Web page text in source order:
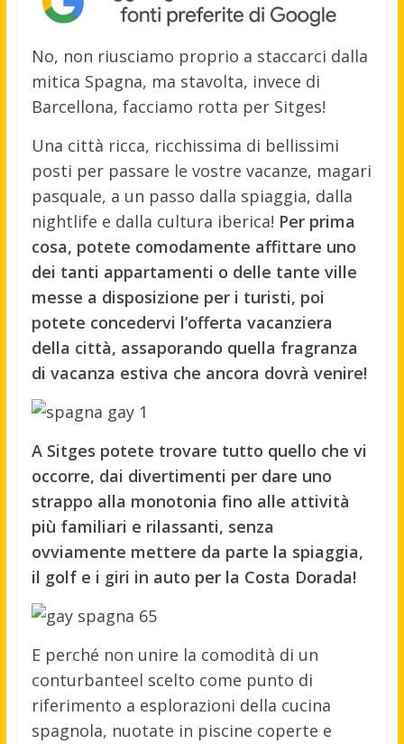
No, non riusciamo proprio a staccarci dalla
mitica Spagna, ma stavolta, invece di
Barcellona, facciamo rotta per Sitges!
Una città ricca, ricchissima di bellissimi
posti per passare le vostre vacanze, magari
pasquale, a un passo dalla spiaggia, dalla
nightlife e dalla cultura iberica! Per prima
cosa, potete comodamente affittare uno
dei tanti appartamenti o delle tante ville
messe a disposizione per i turisti, poi
potete concedervi l’offerta vacanziera
della città, assaporando quella fragranza
di vacanza estiva che ancora dovrà venire!
A Sitges potete trovare tutto quello che vi
occorre, dai divertimenti per dare uno
strappo alla monotonia fino alle attività
più familiari e rilassanti, senza
ovviamente mettere da parte la spiaggia,
il golf e i giri in auto per la Costa Dorada!
E perché non unire la comodità di un
conturbanteel scelto come punto di
riferimento a esplorazioni della cucina
spagnola, nuotate in piscine coperte e